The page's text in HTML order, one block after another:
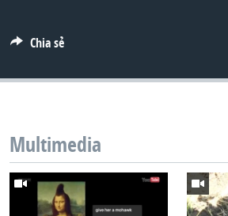
NGƯ DÂN VIỆT VÀ LÀN SÓNG TRỘM
Chia sẻ
Multimedia